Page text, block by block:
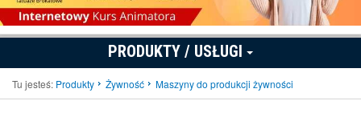
PRODUKTY / USŁUGI
Tu jesteś: Produkty Żywność Maszyny do produkcji żywności